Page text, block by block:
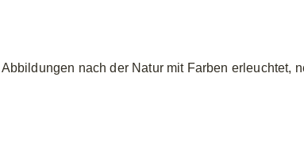
nach der Natur mit Farben erleuchtet,